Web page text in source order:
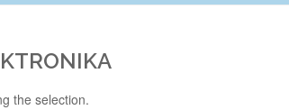
the selection.